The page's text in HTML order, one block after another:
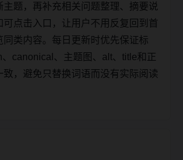
主题，再补充相关问题整理、摘要说
可点击入口，让用户不用反复回到首
同类内容。每日更新时优先保证标
canonical、主题图、alt、title和正
致，避免只替换词语而没有实际阅读